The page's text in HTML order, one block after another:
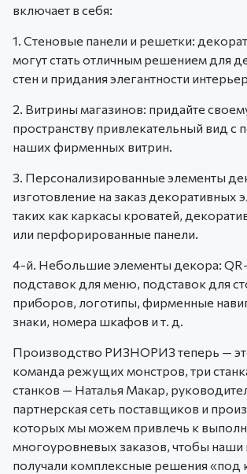
включает в себя:
1. Стеновые панели и решетки:
могут стать отличным решением для
стен и придания элегантности
2. Витрины магазинов: придайте
пространству привлекательный вид
наших фирменных витрин.
3. Персонализированные элементы
изготовление на заказ декоративных
таких как каркасы кроватей,
или перфорированные панели.
4-й. Небольшие элементы декора:
подставок для меню, подставок для
приборов, логотипы, фирменные
знаки, номера шкафов и т. д.
Производство РИЗНОРИЗ теперь —
команда режущих монстров, три
станков — Наталья Макар,
партнерская сеть поставщиков и
которых мы можем привлечь к
многоуровневых заказов, чтобы наши
получали комплексные решения «под